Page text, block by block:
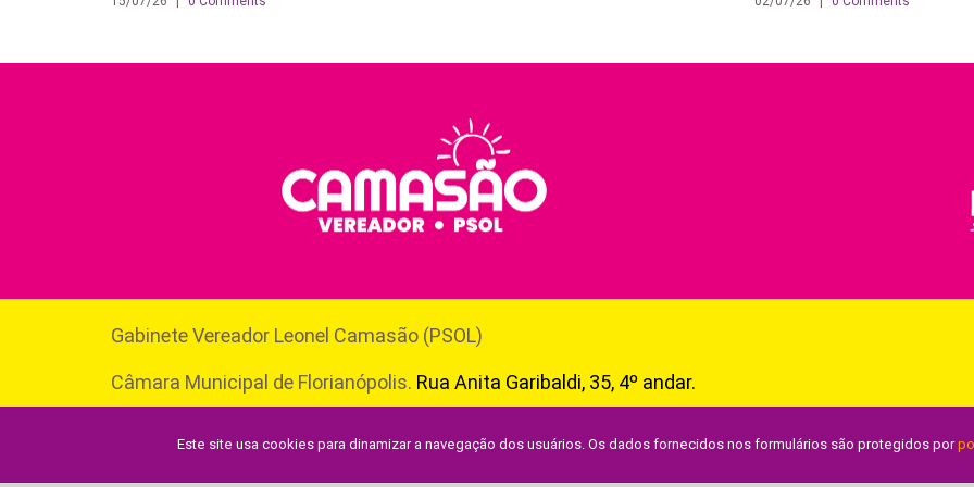
Gabinete Vereador Leonel Camasão (PSOL)
Câmara Municipal de Florianópolis. Rua Anita Garibaldi, 35, 4º andar.
Este site usa cookies para dinamizar a navegação dos usuários. Os dados fornecidos nos formulários são protegidos por